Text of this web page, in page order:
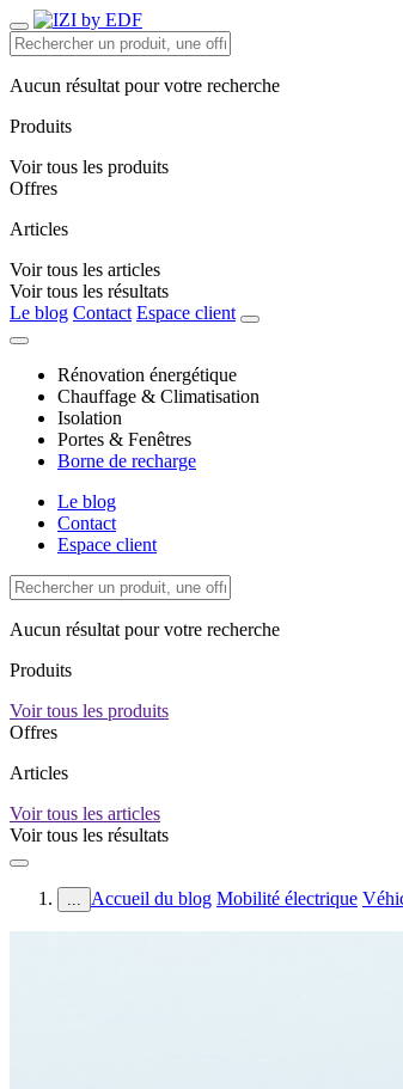
Aucun résultat pour votre recherche
Produits
Voir tous les produits
Offres
Articles
Voir tous les articles
Voir tous les résultats
Le blog Contact Espace client
Rénovation énergétique
Chauffage & Climatisation
Isolation
Portes & Fenêtres
Borne de recharge
Le blog
Contact
Espace client
Aucun résultat pour votre recherche
Produits
Voir tous les produits
Offres
Articles
Voir tous les articles
Voir tous les résultats
... Accueil du blog Mobilité électrique